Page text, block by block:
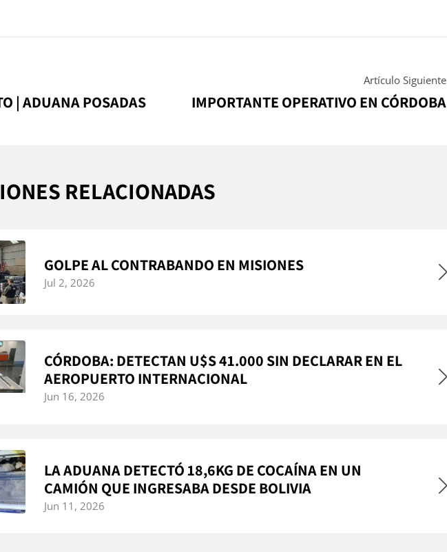
| ADUANA POSADAS
Artículo Siguiente
IMPORTANTE OPERATIVO EN CÓRDOBA
RELACIONADAS
GOLPE AL CONTRABANDO EN MISIONES
Jul 2, 2026
CÓRDOBA: DETECTAN U$S 41.000 SIN DECLARAR EN EL
AEROPUERTO INTERNACIONAL
Jun 16, 2026
LA ADUANA DETECTÓ 18,6KG DE COCAÍNA EN UN
CAMIÓN QUE INGRESABA DESDE BOLIVIA
Jun 11, 2026